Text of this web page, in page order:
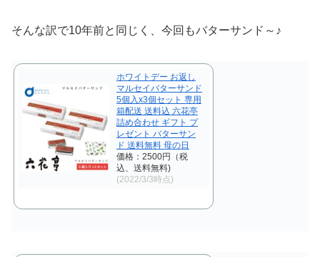
そんな訳で10年前と同じく、今回もバターサンド～♪
ホワイトデー お返し
マルセイバターサンド
5個入x3個セット 専用
箱配送 送料込 六花亭
詰め合わせ ギフト プ
レゼント バターサン
ド 送料無料 母の日
価格：2500円（税
込、送料無料)
(2022/3/3時点)